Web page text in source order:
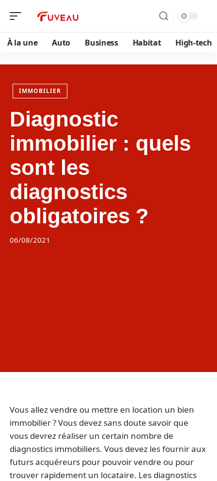
À la une Auto Business Habitat High-tech
IMMOBILIER
Diagnostic
immobilier : quels
sont les
diagnostics
obligatoires ?
06/08/2021
Vous allez vendre ou mettre en location un bien
immobilier ? Vous devez sans doute savoir que
vous devrez réaliser un certain nombre de
diagnostics immobiliers. Vous devez les fournir aux
futurs acquéreurs pour pouvoir vendre ou pour
trouver rapidement un locataire. Les diagnostics